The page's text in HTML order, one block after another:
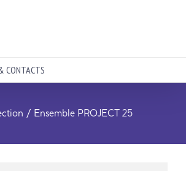
CONTACTS
Ensemble PROJECT 25